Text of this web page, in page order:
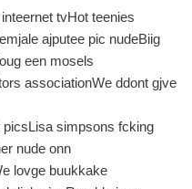
tvHot teenies
ajputee pic nudeBiig
een mosels
associationWe ddont gjve
simpsons fcking
nude onn
lovge buukkake